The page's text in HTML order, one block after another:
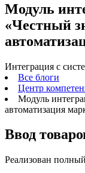
Модуль
«Честный
Интеграция с
Все блоги
Центр
Модуль
автоматизация
Ввод
Реализован